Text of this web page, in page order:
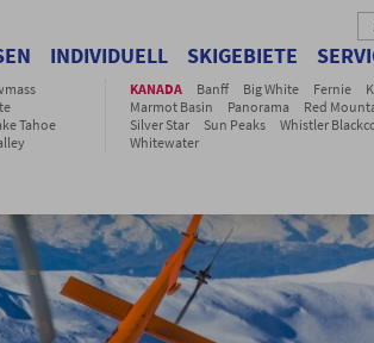
INDIVIDUELL SKIGEBIETE
Tahoe
KANADA Banff Big White Fernie
Marmot Basin
Panorama Red
Silver Star
Sun Peaks
Whistler
Whitewater